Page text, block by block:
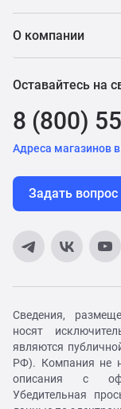
О компании
Оставайтесь на
8 (800)
Адреса магазинов
Задать вопрос
Сведения,
носят
являются
РФ). Компания не
описания с
Убедительная